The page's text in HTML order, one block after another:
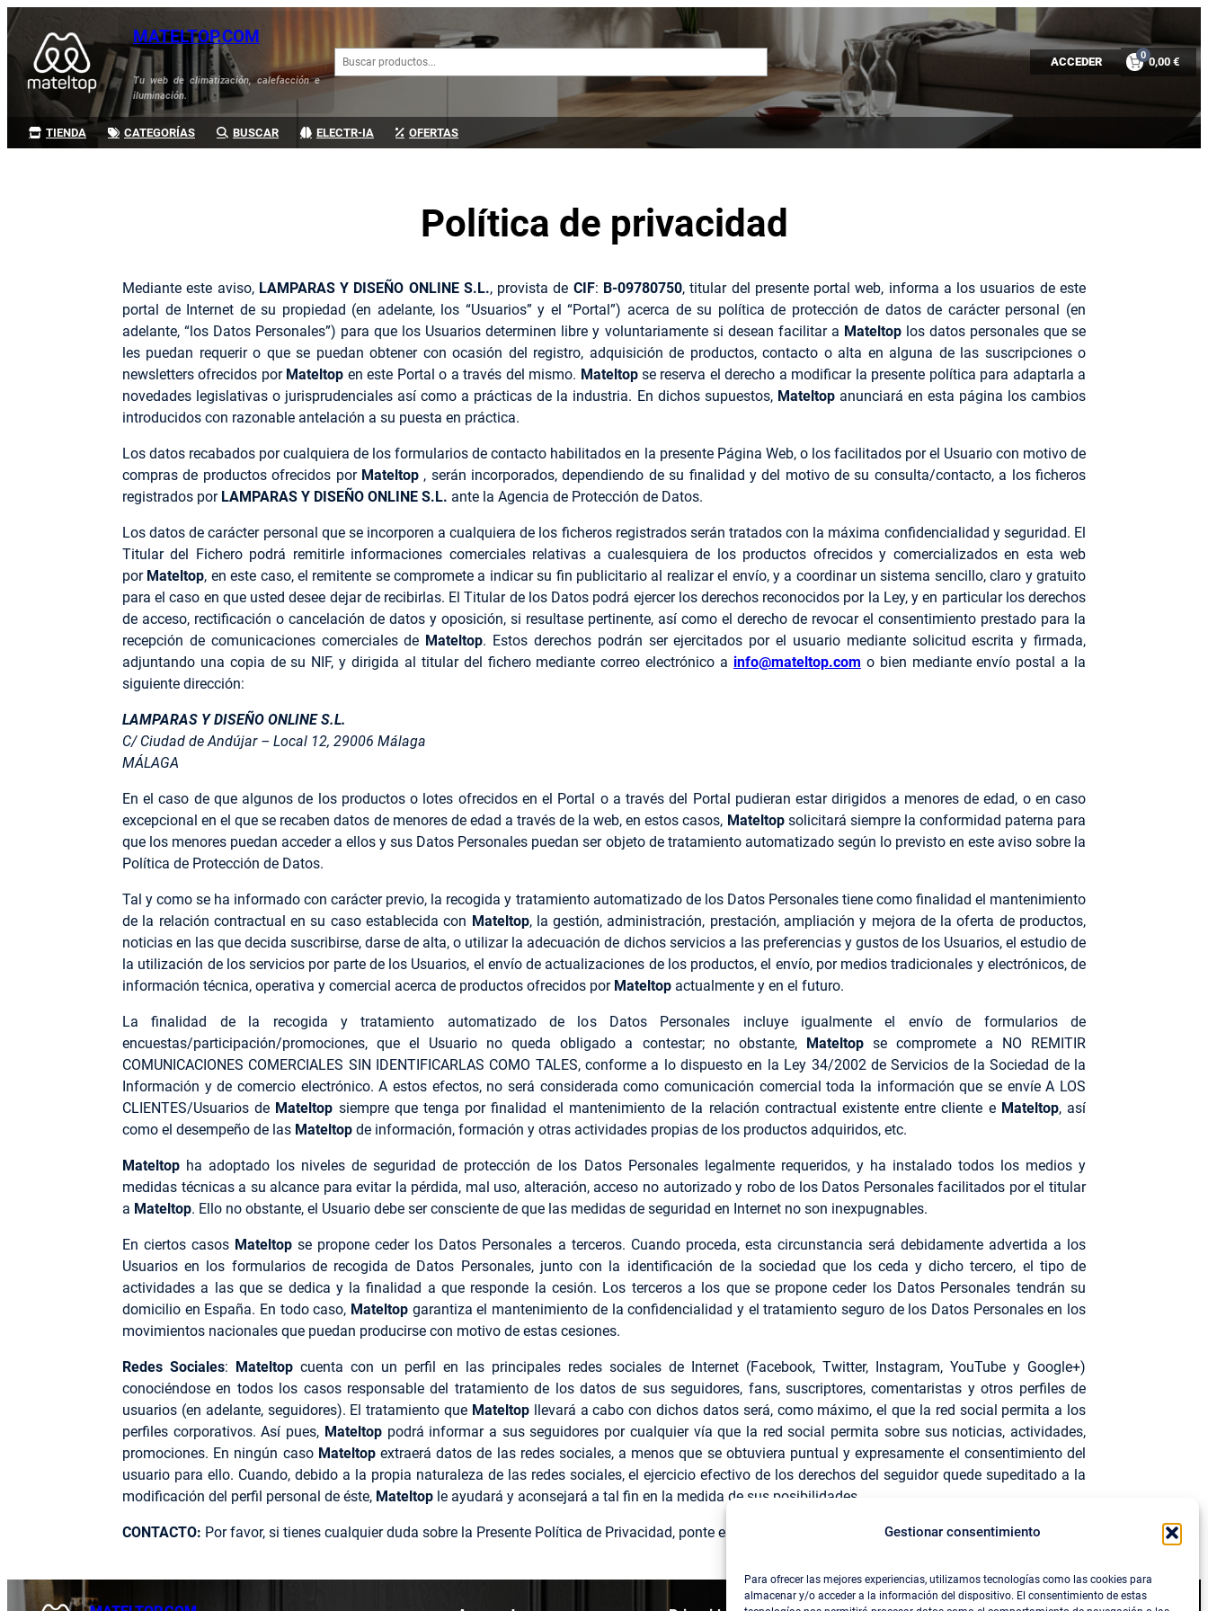
Gestionar consentimiento
Para ofrecer las mejores experiencias, utilizamos tecnologías como las cookies para
almacenar y/o acceder a la información del dispositivo. El consentimiento de estas
Saltar
al
contenido
MATELTOP.COM
Tu web de climatización, calefacción e
iluminación.
u
a
r
ACCEDER 0 0,00 €
TIENDA CATEGORÍAS BUSCAR ELECTR-IA OFERTAS
Política de privacidad
Mediante este aviso, LAMPARAS Y DISEÑO ONLINE S.L., provista de CIF: B-09780750, titular del presente portal web, informa a los usuarios de este
portal de Internet de su propiedad (en adelante, los “Usuarios” y el “Portal”) acerca de su política de protección de datos de carácter personal (en
adelante, “los Datos Personales”) para que los Usuarios determinen libre y voluntariamente si desean facilitar a Mateltop los datos personales que se
les puedan requerir o que se puedan obtener con ocasión del registro, adquisición de productos, contacto o alta en alguna de las suscripciones o
newsletters ofrecidos por Mateltop en este Portal o a través del mismo. Mateltop se reserva el derecho a modificar la presente política para adaptarla a
novedades legislativas o jurisprudenciales así como a prácticas de la industria. En dichos supuestos, Mateltop anunciará en esta página los cambios
introducidos con razonable antelación a su puesta en práctica.
Los datos recabados por cualquiera de los formularios de contacto habilitados en la presente Página Web, o los facilitados por el Usuario con motivo de
compras de productos ofrecidos por Mateltop , serán incorporados, dependiendo de su finalidad y del motivo de su consulta/contacto, a los ficheros
registrados por LAMPARAS Y DISEÑO ONLINE S.L. ante la Agencia de Protección de Datos.
Los datos de carácter personal que se incorporen a cualquiera de los ficheros registrados serán tratados con la máxima confidencialidad y seguridad. El
Titular del Fichero podrá remitirle informaciones comerciales relativas a cualesquiera de los productos ofrecidos y comercializados en esta web
por Mateltop, en este caso, el remitente se compromete a indicar su fin publicitario al realizar el envío, y a coordinar un sistema sencillo, claro y gratuito
para el caso en que usted desee dejar de recibirlas. El Titular de los Datos podrá ejercer los derechos reconocidos por la Ley, y en particular los derechos
de acceso, rectificación o cancelación de datos y oposición, si resultase pertinente, así como el derecho de revocar el consentimiento prestado para la
recepción de comunicaciones comerciales de Mateltop. Estos derechos podrán ser ejercitados por el usuario mediante solicitud escrita y firmada,
adjuntando una copia de su NIF, y dirigida al titular del fichero mediante correo electrónico a info@mateltop.com o bien mediante envío postal a la
siguiente dirección:
LAMPARAS Y DISEÑO ONLINE S.L.
C/ Ciudad de Andújar – Local 12, 29006 Málaga
MÁLAGA
En el caso de que algunos de los productos o lotes ofrecidos en el Portal o a través del Portal pudieran estar dirigidos a menores de edad, o en caso
excepcional en el que se recaben datos de menores de edad a través de la web, en estos casos, Mateltop solicitará siempre la conformidad paterna para
que los menores puedan acceder a ellos y sus Datos Personales puedan ser objeto de tratamiento automatizado según lo previsto en este aviso sobre la
Política de Protección de Datos.
Tal y como se ha informado con carácter previo, la recogida y tratamiento automatizado de los Datos Personales tiene como finalidad el mantenimiento
de la relación contractual en su caso establecida con Mateltop, la gestión, administración, prestación, ampliación y mejora de la oferta de productos,
noticias en las que decida suscribirse, darse de alta, o utilizar la adecuación de dichos servicios a las preferencias y gustos de los Usuarios, el estudio de
la utilización de los servicios por parte de los Usuarios, el envío de actualizaciones de los productos, el envío, por medios tradicionales y electrónicos, de
información técnica, operativa y comercial acerca de productos ofrecidos por Mateltop actualmente y en el futuro.
La finalidad de la recogida y tratamiento automatizado de los Datos Personales incluye igualmente el envío de formularios de
encuestas/participación/promociones, que el Usuario no queda obligado a contestar; no obstante,
Mateltop se compromete a NO REMITIR
COMUNICACIONES COMERCIALES SIN IDENTIFICARLAS COMO TALES, conforme a lo dispuesto en la Ley 34/2002 de Servicios de la Sociedad de la
Información y de comercio electrónico. A estos efectos, no será considerada como comunicación comercial toda la información que se envíe A LOS
CLIENTES/Usuarios de Mateltop siempre que tenga por finalidad el mantenimiento de la relación contractual existente entre cliente e Mateltop, así
como el desempeño de las Mateltop de información, formación y otras actividades propias de los productos adquiridos, etc.
Mateltop ha adoptado los niveles de seguridad de protección de los Datos Personales legalmente requeridos, y ha instalado todos los medios y
medidas técnicas a su alcance para evitar la pérdida, mal uso, alteración, acceso no autorizado y robo de los Datos Personales facilitados por el titular
a Mateltop. Ello no obstante, el Usuario debe ser consciente de que las medidas de seguridad en Internet no son inexpugnables.
En ciertos casos Mateltopse propone ceder los Datos Personales a terceros. Cuando proceda, esta circunstancia será debidamente advertida a los
Usuarios en los formularios de recogida de Datos Personales, junto con la identificación de la sociedad que los ceda y dicho tercero, el tipo de
actividades a las que se dedica y la finalidad a que responde la cesión. Los terceros a los que se propone ceder los Datos Personales tendrán su
domicilio en España. En todo caso, Mateltop garantiza el mantenimiento de la confidencialidad y el tratamiento seguro de los Datos Personales en los
movimientos nacionales que puedan producirse con motivo de estas cesiones.
Redes Sociales: Mateltop cuenta con un perfil en las principales redes sociales de Internet (Facebook, Twitter, Instagram, YouTube y Google+)
conociéndose en todos los casos responsable del tratamiento de los datos de sus seguidores, fans, suscriptores, comentaristas y otros perfiles de
usuarios (en adelante, seguidores). El tratamiento que Mateltop
llevará a cabo con dichos datos será, como máximo, el que la red social permita a los
perfiles corporativos. Así pues, Mateltop podrá informar a sus seguidores por cualquier vía que la red social permita sobre sus noticias, actividades,
promociones. En ningún caso Mateltop extraerá datos de las redes sociales, a menos que se obtuviera puntual y expresamente el consentimiento del
usuario para ello. Cuando, debido a la propia naturaleza de las redes sociales, el ejercicio efectivo de los derechos del seguidor quede supeditado a la
modificación del perfil personal de éste, Mateltop le ayudará y aconsejará a tal fin en la medida de sus posibilidades.
CONTACTO: Por favor, si tienes cualquier duda sobre la Presente Política de Privacidad, ponte en contacto con nosotros a través deinfo@mateltop.com